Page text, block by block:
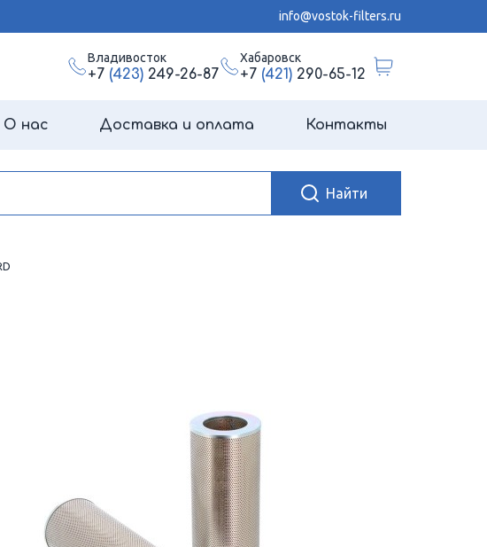
info@vostok-filters.ru
Владивосток
+7 (423)249-26-87
Хабаровск
+7 (421)290-65-12
О нас Доставка и оплата Контакты